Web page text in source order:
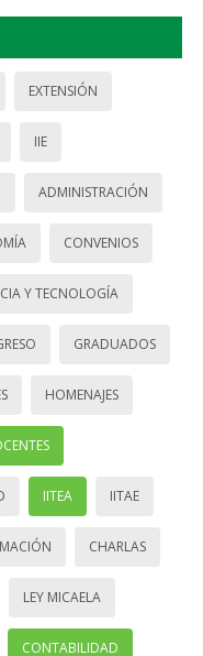
EXTENSIÓN
IIE
ADMINISTRACIÓN
CONVENIOS
Y TECNOLOGÍA
GRADUADOS
HOMENAJES
IITEA IITAE
CHARLAS
LEY MICAELA
CONTABILIDAD